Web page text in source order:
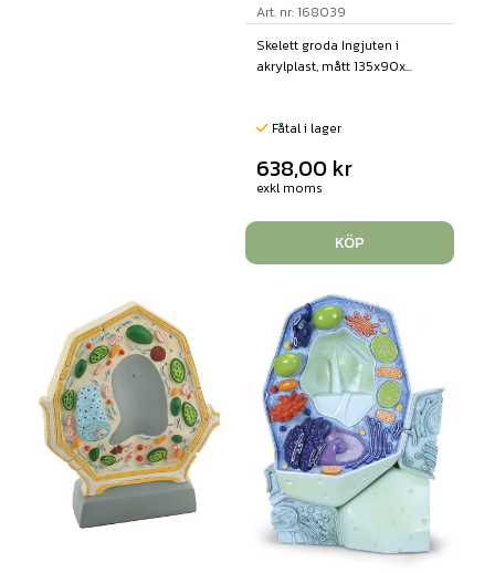
Art. nr: 168039
Skelett groda Ingjuten i
akrylplast, mått 135x90x...
Fåtal i lager
638,00 kr
exkl moms
KÖP